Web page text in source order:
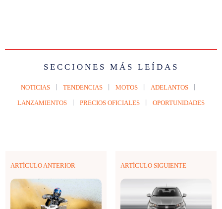
SECCIONES MÁS LEÍDAS
NOTICIAS TENDENCIAS MOTOS ADELANTOS
LANZAMIENTOS PRECIOS OFICIALES OPORTUNIDADES
ARTÍCULO ANTERIOR ARTÍCULO SIGUIENTE